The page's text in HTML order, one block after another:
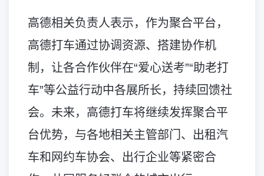
高德相关负责人表示，作为聚合平台，
高德打车通过协调资源、搭建协作机
制，让各合作伙伴在“爱心送考”“助老打
车”等公益行动中各展所长，持续回馈社
会。未来，高德打车将继续发挥聚合平
台优势，与各地相关主管部门、出租汽
车和网约车协会、出行企业等紧密合